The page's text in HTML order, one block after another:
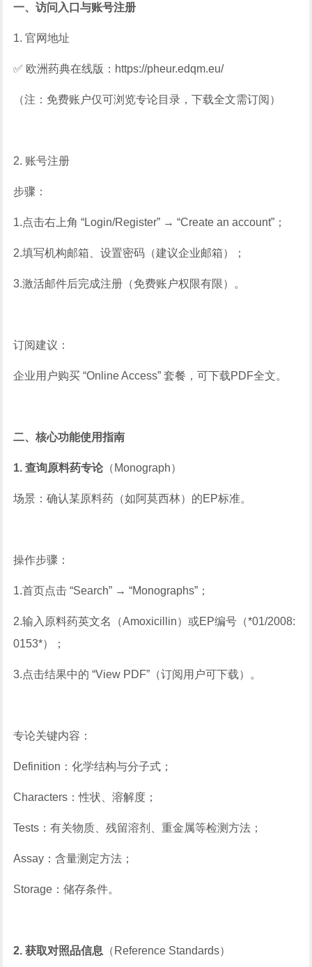
一、访问入口与账号注册
1. 官网地址
✅ 欧洲药典在线版：https://pheur.edqm.eu/
（注：免费账户仅可浏览专论目录，下载全文需订阅）
2. 账号注册
步骤：
1.点击右上角 “Login/Register” → “Create an account”；
2.填写机构邮箱、设置密码（建议企业邮箱）；
3.激活邮件后完成注册（免费账户权限有限）。
订阅建议：
企业用户购买 “Online Access” 套餐，可下载PDF全文。
二、核心功能使用指南
1. 查询原料药专论（Monograph）
场景：确认某原料药（如阿莫西林）的EP标准。
操作步骤：
1.首页点击 “Search” → “Monographs”；
2.输入原料药英文名（Amoxicillin）或EP编号（*01/2008:
0153*）；
3.点击结果中的 “View PDF”（订阅用户可下载）。
专论关键内容：
Definition：化学结构与分子式；
Characters：性状、溶解度；
Tests：有关物质、残留溶剂、重金属等检测方法；
Assay：含量测定方法；
Storage：储存条件。
2. 获取对照品信息 （Reference Standards）